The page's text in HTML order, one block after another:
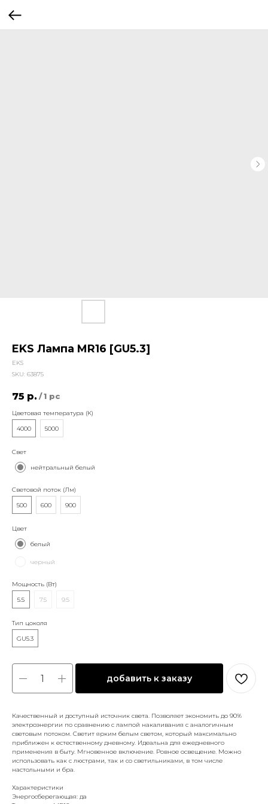
EKS Лампа MR16 [GU5.3]
EKS
SKU: 63875
75 р. / 1 pc
Цветовая температура (К)
4000
5000
Свет
нейтральный белый
Световой поток (Лм)
500
600 900
Цвет
белый
черный
Мощность (Вт)
5.5
7.5 9.5
Тип цоколя
GU5.3
добавить к заказу
Качественный и доступный источник света. Позволяет экономить до 90%
электроэнергии по сравнению с лампой накаливания с аналогичным
световым потоком. Светит ярким белым светом, который максимально
приближен к естественному дневному. Идеальна для ежедневного
применения в быту. Мгновенное включение. Ровное освещение. Можно
использовать как с люстрами, так и со светильниками, в том числе
настольными и бра.
Характеристики
Энергосберегающая: да